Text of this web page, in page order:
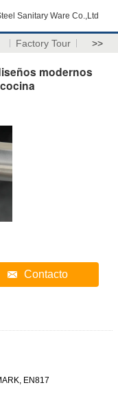
Sanitary Ware Co.,Ltd
Factory Tour >>
modernos
Contacto
EN817